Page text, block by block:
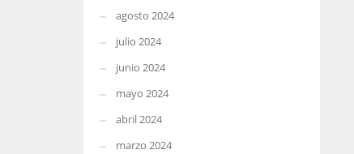
agosto 2024
julio 2024
junio 2024
mayo 2024
abril 2024
marzo 2024